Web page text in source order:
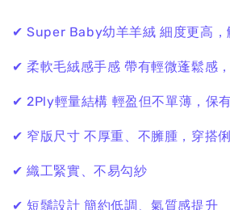
✔ Super Baby幼羊羊絨 細度更高，
✔ 柔軟毛絨感手感 帶有輕微蓬鬆感
✔ 2Ply輕量結構 輕盈但不單薄，保
✔ 窄版尺寸 不厚重、不臃腫，穿搭
✔ 織工緊實、不易勾紗
✔ 短鬚設計 簡約低調、氣質感提升